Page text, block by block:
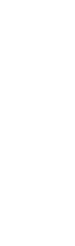
doentes não
na alimentação
da saúde